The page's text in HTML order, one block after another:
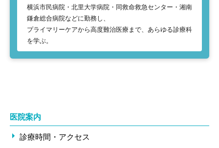
横浜市民病院・北里大学病院・同救命救急センター・湘南
鎌倉総合病院などに勤務し、
プライマリーケアから高度難治医療まで、あらゆる診療科
を学ぶ。
医院案内
診療時間・アクセス